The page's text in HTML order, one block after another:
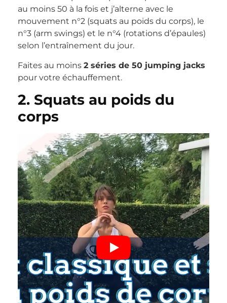
au moins 50 à la fois et j’alterne avec le
mouvement n°2 (squats au poids du corps), le
n°3 (arm swings) et le n°4 (rotations d’épaules)
selon l’entraînement du jour.
Faites au moins 2 séries de 50 jumping jacks
pour votre échauffement.
2. Squats au poids du
corps